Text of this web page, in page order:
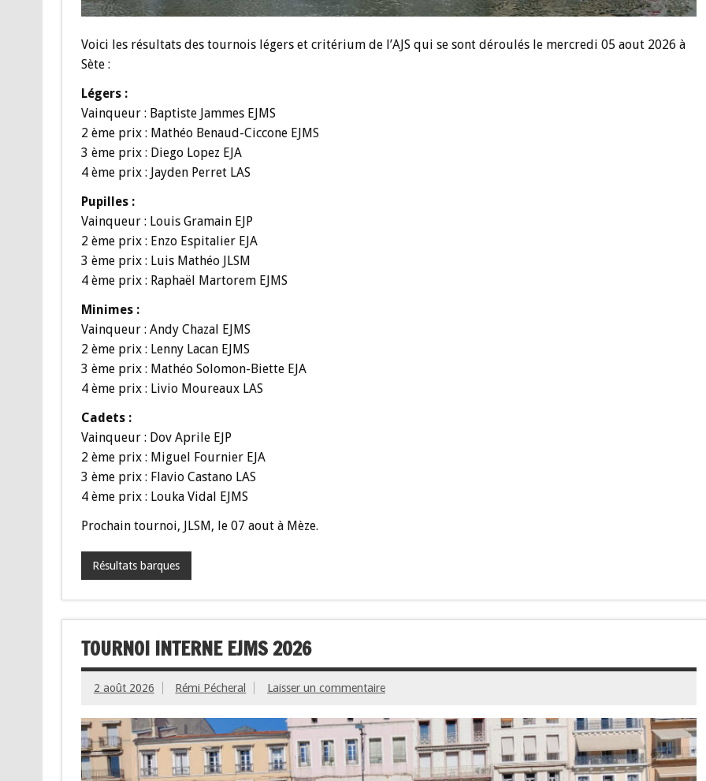
Voici les résultats des tournois légers et critérium de l’AJS qui se sont déroulés le mercredi 05 aout 2026 à
Sète :
Légers :
Vainqueur : Baptiste Jammes EJMS
2 ème prix : Mathéo Benaud-Ciccone EJMS
3 ème prix : Diego Lopez EJA
4 ème prix : Jayden Perret LAS
Pupilles :
Vainqueur : Louis Gramain EJP
2 ème prix : Enzo Espitalier EJA
3 ème prix : Luis Mathéo JLSM
4 ème prix : Raphaël Martorem EJMS
Minimes :
Vainqueur : Andy Chazal EJMS
2 ème prix : Lenny Lacan EJMS
3 ème prix : Mathéo Solomon-Biette EJA
4 ème prix : Livio Moureaux LAS
Cadets :
Vainqueur : Dov Aprile EJP
2 ème prix : Miguel Fournier EJA
3 ème prix : Flavio Castano LAS
4 ème prix : Louka Vidal EJMS
Prochain tournoi, JLSM, le 07 aout à Mèze.
Résultats barques
TOURNOI INTERNE EJMS 2026
2 août 2026 Rémi Pécheral Laisser un commentaire